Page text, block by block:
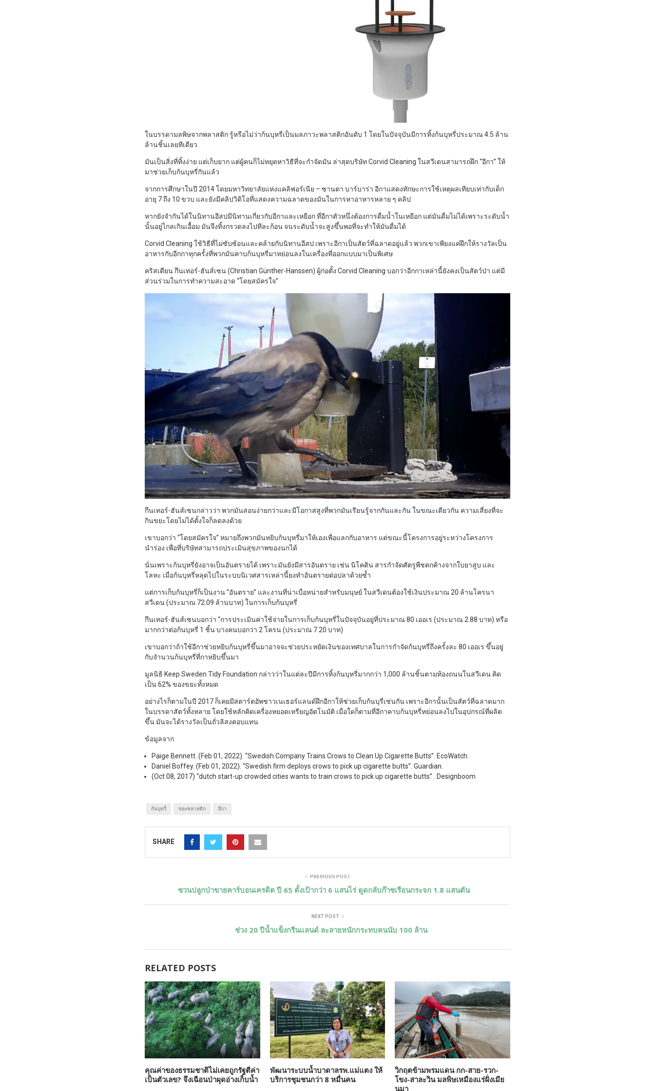
ในบรรดามลพิษจากพลาสติก รู้หรือไม่ว่าก้นบุหรี่เป็นมลภาวะพลาสติกอันดับ 1 โดยในปัจจุบันมีการทิ้งก้นบุหรี่ประมาณ 4.5 ล้าน
ล้านชิ้นเลยทีเดียว
มันเป็นสิ่งที่ทิ้งง่าย แต่เก็บยาก แต่ผู้คนก็ไม่หยุดหาวิธีที่จะกำจัดมัน ล่าสุดบริษัท Corvid Cleaning ในสวีเดนสามารถฝึก “อีกา” ให้
มาช่วยเก็บก้นบุหรี่กันแล้ว
จากการศึกษาในปี 2014 โดยมหาวิทยาลัยแห่งแคลิฟอร์เนีย – ซานตา บาร์บาร่า อีกาแสดงทักษะการใช้เหตุผลเทียบเท่ากับเด็ก
อายุ 7 ถึง 10 ขวบ และยังมีคลิปวิดิโอที่แสดงความฉลาดของมันในการหาอาหารหลาย ๆ คลิป
หากยังจำกันได้ในนิทานอีสปมีนิทานเกี่ยวกับอีกาและเหยือก ที่อีกาตัวหนึ่งต้องการดื่มน้ำในเหยือก แต่มันดื่มไม่ได้เพราะระดับน้ำ
นั้นอยู่ไกลเกินเอื้อม มันจึงทิ้งกรวดลงไปทีละก้อน จนระดับน้ำจะสูงขึ้นพอที่จะทำให้มันดื่มได้
Corvid Cleaning ใช้วิธีที่ไม่ซับซ้อนและคล้ายกับนิทานอีสป เพราะอีกาเป็นสัตว์ที่ฉลาดอยู่แล้ว พวกเขาเพียงแค่ฝึกให้รางวัลเป็น
อาหารกับอีกกาทุกครั้งที่พวกมันคาบก้นบุหรี่มาหย่อนลงในเครื่องที่ออกแบบมาเป็นพิเศษ
คริสเตียน กึนเทอร์-ฮันส์เซน (Christian Günther-Hanssen) ผู้ก่อตั้ง Corvid Cleaning บอกว่าอีกกาเหล่านี้ยังคงเป็นสัตว์ป่า แต่มี
ส่วนร่วมในการทำความสะอาด “โดยสมัครใจ”
กึนเทอร์-ฮันส์เซนกล่าวว่า พวกมันสอนง่ายกว่าและมีโอกาสสูงที่พวกมันเรียนรู้จากกันและกัน ในขณะเดียวกัน ความเสี่ยงที่จะ
กินขยะโดยไม่ได้ตั้งใจก็ลดลงด้วย
เขาบอกว่า “โดยสมัครใจ” หมายถึงพวกมันหยิบก้นบุหรี่มาให้เองเพื่อแลกกับอาหาร แต่ขณะนี้โครงการอยู่ระหว่างโครงการ
นำร่อง เพื่อที่บริษัทสามารถประเมินสุขภาพของนกได้
นั่นเพราะก้นบุหรี่ยังอาจเป็นอันตรายได้ เพราะมันยังมีสารอันตราย เช่น นิโคติน สารกำจัดศัตรูพืชตกค้างจากใบยาสูบ และ
โลหะ เมื่อก้นบุหรี่หลุดไปในระบบนิเวศสารเหล่านี้ยงทำอันตรายต่อปลาด้วยซ้ำ
แต่การเก็บก้นบุหรี่ก็เป็นงาน “อันตราย” และงานที่น่าเบื่อหน่ายสำหรับมนุษย์ ในสวีเดนต้องใช้เงินประมาณ 20 ล้านโครนา
สวีเดน (ประมาณ 72.09 ล้านบาท) ในการเก็บก้นบุหรี่
กึนเทอร์-ฮันส์เซนบอกว่า “การประเมินค่าใช้จ่ายในการเก็บก้นบุหรี่ในปัจจุบันอยู่ที่ประมาณ 80 เออเร (ประมาณ 2.88 บาท) หรือ
มากกว่าต่อก้นบุหรี่ 1 ชิ้น บางคนบอกว่า 2 โครน (ประมาณ 7.20 บาท)
เขาบอกว่าถ้าใช้อีกาช่วยหยิบก้นบุหรี่ขึ้นมาอาจจะช่วยประหยัดเงินของเทศบาลในการกำจัดก้นบุหรี่ถึงครั้งละ 80 เออเร ขึ้นอยู่
กับจำนวนก้นบุหรี่ที่กาหยิบขึ้นมา
มูลนิธิ Keep Sweden Tidy Foundation กล่าวว่าในแต่ละปีมีการทิ้งก้นบุหรี่มากกว่า 1,000 ล้านชิ้นตามท้องถนนในสวีเดน คิด
เป็น 62% ของขยะทั้งหมด
อย่างไรก็ตามในปี 2017 ก็เคยมีสตาร์ตอัพชาวเนเธอร์แลนด์ฝึกอีกาให้ช่วยเก็บก้นบุรี่เช่นกัน เพราะอีกานั้นเป็นสัตว์ที่ฉลาดมาก
ในบรรดาสัตว์ทั้งหลาย โดยใช้หลักคิดเครื่องหยอดเหรียญอัตโนมัติ เมื่อใดก็ตามที่อีกาคาบก้นบุหรี่หย่อนลงไปในอุปกรณ์ที่ผลิต
ขึ้น มันจะได้รางวัลเป็นถั่วลิสงตอบแทน
ข้อมูลจาก
Paige Bennett. (Feb 01, 2022). “Swedish Company Trains Crows to Clean Up Cigarette Butts”. EcoWatch.
Daniel Boffey. (Feb 01, 2022). “Swedish firm deploys crows to pick up cigarette butts”. Guardian.
(Oct 08, 2017) “dutch start-up crowded cities wants to train crows to pick up cigarette butts” . Designboom
ก้นบุหรี่ ขยะพลาสติก อีกา
SHARE
PREVIOUS POST
ชวนปลูกป่าขายคาร์บอนเครดิต ปี 65 ตั้งเป้ากว่า 6 แสนไร่ ดูดกลับก๊าซเรือนกระจก 1.8 แสนตัน
NEXT POST
ช่วง 20 ปีน้ำแข็งกรีนแลนด์ ละลายหนักกระทบคนนับ 100 ล้าน
RELATED POSTS
คุณค่าของธรรมชาติไม่เคยถูกรัฐตีค่า
เป็นตัวเลข? จึงเฉือนป่าผุดอ่างเก็บน้ำ
พัฒนาระบบน้ำบาดาลรพ.แม่แตง ให้
บริการชุมชนกว่า 8 หมื่นคน
วิกฤตข้ามพรมแดน กก-สาย-รวก-
โขง-สาละวิน มลพิษเหมืองแร่ฝั่งเมีย
นมา